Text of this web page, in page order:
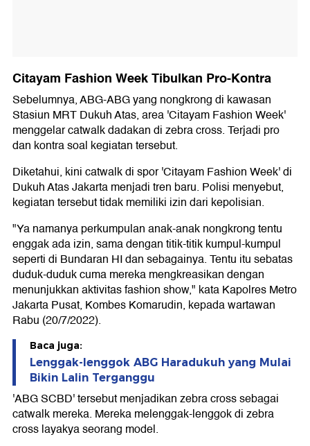
Citayam Fashion Week Tibulkan Pro-Kontra
Sebelumnya, ABG-ABG yang nongkrong di kawasan
Stasiun MRT Dukuh Atas, area 'Citayam Fashion Week'
menggelar catwalk dadakan di zebra cross. Terjadi pro
dan kontra soal kegiatan tersebut.
Diketahui, kini catwalk di spor 'Citayam Fashion Week' di
Dukuh Atas Jakarta menjadi tren baru. Polisi menyebut,
kegiatan tersebut tidak memiliki izin dari kepolisian.
"Ya namanya perkumpulan anak-anak nongkrong tentu
enggak ada izin, sama dengan titik-titik kumpul-kumpul
seperti di Bundaran HI dan sebagainya. Tentu itu sebatas
duduk-duduk cuma mereka mengkreasikan dengan
menunjukkan aktivitas fashion show," kata Kapolres Metro
Jakarta Pusat, Kombes Komarudin, kepada wartawan
Rabu (20/7/2022).
Baca juga:
Lenggak-lenggok ABG Haradukuh yang Mulai
Bikin Lalin Terganggu
'ABG SCBD' tersebut menjadikan zebra cross sebagai
catwalk mereka. Mereka melenggak-lenggok di zebra
cross layakya seorang model.